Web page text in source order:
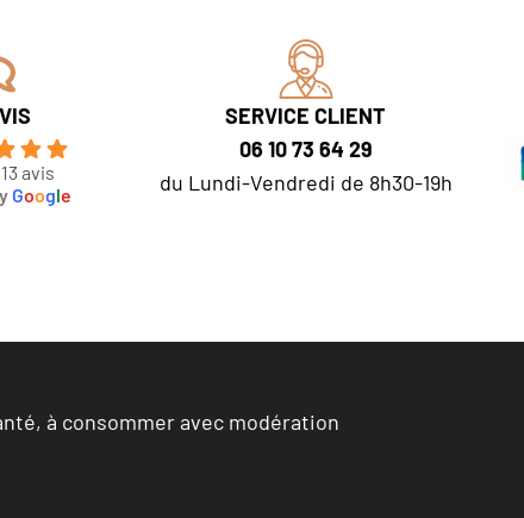
avis
Google
SERVICE CLIENT
06 10 73 64 29
du Lundi-Vendredi de 8h30-19h
à consommer avec modération